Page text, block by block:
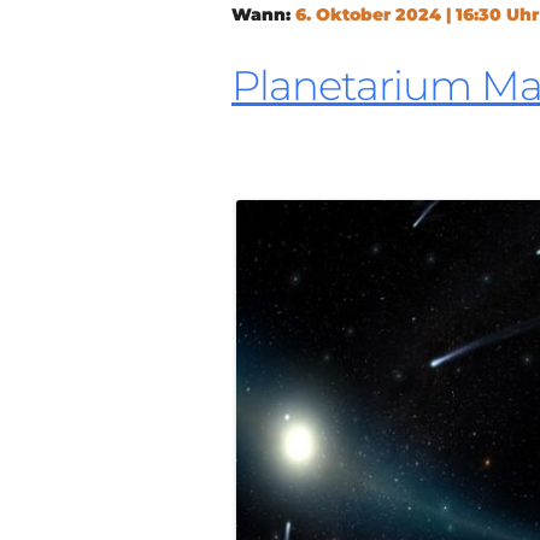
Wann: 6. Oktober 2024 | 16:30 Uhr
Planetarium